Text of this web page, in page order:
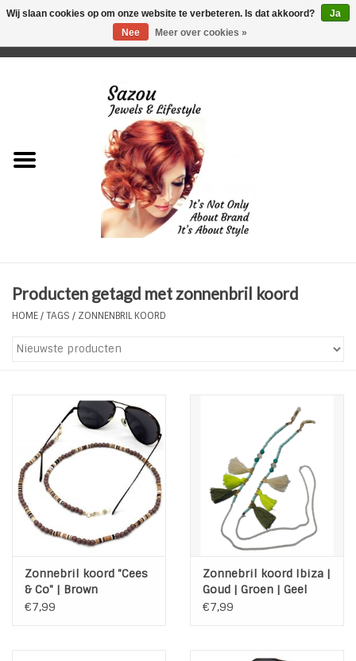
Just for Him
Plus Size Sieraden
Enkelbandjes
Haaraccesoires
Zonnebrillen
Fashion
ON THE BEACH
Charmin*s
Producten getagd met zonnenbril koord
HOME/TAGS / ZONNENBRIL KOORD
Zonnebril koord "Cees
& Co" | Brown
€7,99
Zonnebril koord Ibiza |
Goud | Groen | Geel
€7,99
Wij slaan cookies op om onze website te verbeteren. Is dat akkoord?
Ja
Nee
Meer over cookies »